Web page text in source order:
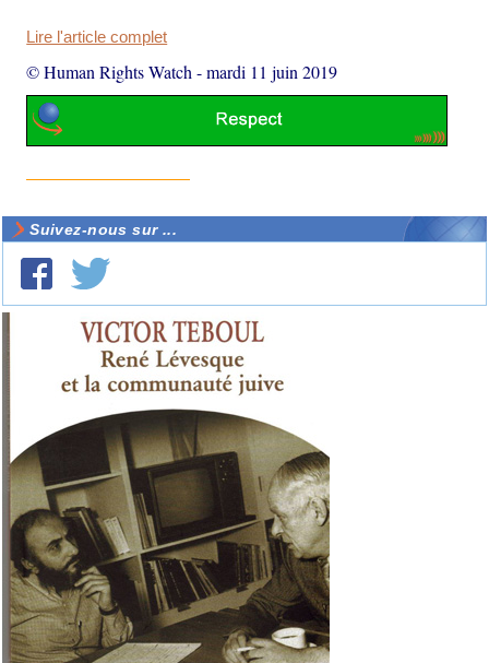
Lire l'article complet
© Human Rights Watch -mardi 11 juin 2019
Suivez-nous sur ...